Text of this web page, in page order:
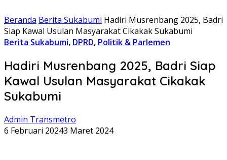
Beranda Berita Sukabumi Hadiri Musrenbang 2025, Badri
Siap Kawal Usulan Masyarakat Cikakak Sukabumi
Berita Sukabumi, DPRD, Politik & Parlemen
Hadiri Musrenbang 2025, Badri Siap
Kawal Usulan Masyarakat Cikakak
Sukabumi
Admin Transmetro
6 Februari 20243 Maret 2024